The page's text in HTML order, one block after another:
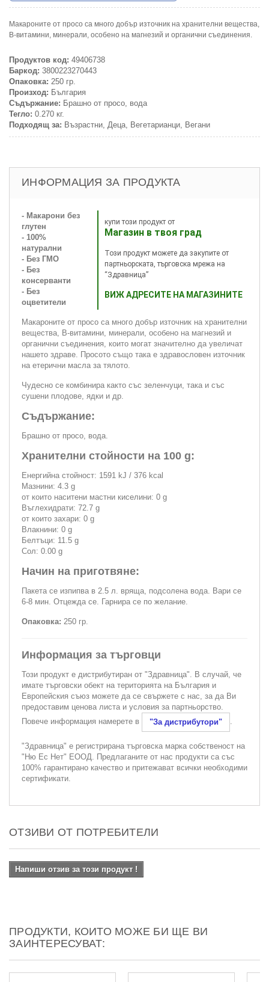
Макароните от просо са много добър източник на хранителни вещества,
В-витамини, минерали, особено на магнезий и органични съединения.
Продуктов код: 49406738
Баркод: 3800223270443
Опаковка: 250 гр.
Произход: България
Съдържание: Брашно от просо, вода
Тегло: 0.270 кг.
Подходящ за: Възрастни, Деца, Вегетарианци, Вегани
ИНФОРМАЦИЯ ЗА ПРОДУКТА
купи този продукт от
Магазин в твоя град
Този продукт можете да закупите от
партньорската, търговска мрежа на
“Здравница”
ВИЖ АДРЕСИТЕ НА МАГАЗИНИТЕ
- Макарони без
глутен
- 100%
натурални
- Без ГМО
- Без
консерванти
- Без
оцветители
Макароните от просо са много добър източник на хранителни
вещества, В-витамини, минерали, особено на магнезий и
органични съединения, които могат значително да увеличат
нашето здраве. Просото също така е здравословен източник
на етерични масла за тялото.
Чудесно се комбинира както със зеленчуци, така и със
сушени плодове, ядки и др.
Съдържание:
Брашно от просо, вода.
Хранителни стойности на 100 g:
Енергийна стойност: 1591 kJ / 376 kcal
Мазнини: 4.3 g
от които наситени мастни киселини: 0 g
Въглехидрати: 72.7 g
от които захари: 0 g
Влакнини: 0 g
Белтъци: 11.5 g
Сол: 0.00 g
Начин на приготвяне:
Пакета се изпипва в 2.5 л. вряща, подсолена вода. Вари се
6-8 мин. Отцежда се. Гарнира се по желание.
Опаковка: 250 гр.
Информация за търговци
Този продукт е дистрибутиран от "Здравница". В случай, че
имате търговски обект на територията на България и
Европейския съюз можете да се свържете с нас, за да Ви
предоставим ценова листа и условия за партньорство.
Повече информация намерете в
"За дистрибутори" .
"Здравница" е регистрирана търговска марка собственост на
"Ню Ес Нет" ЕООД. Предлаганите от нас продукти са със
100% гарантирано качество и притежават всички необходими
сертификати.
ОТЗИВИ ОТ ПОТРЕБИТЕЛИ
Напиши отзив за този продукт !
ПРОДУКТИ, КОИТО МОЖЕ БИ ЩЕ ВИ
ЗАИНТЕРЕСУВАТ: